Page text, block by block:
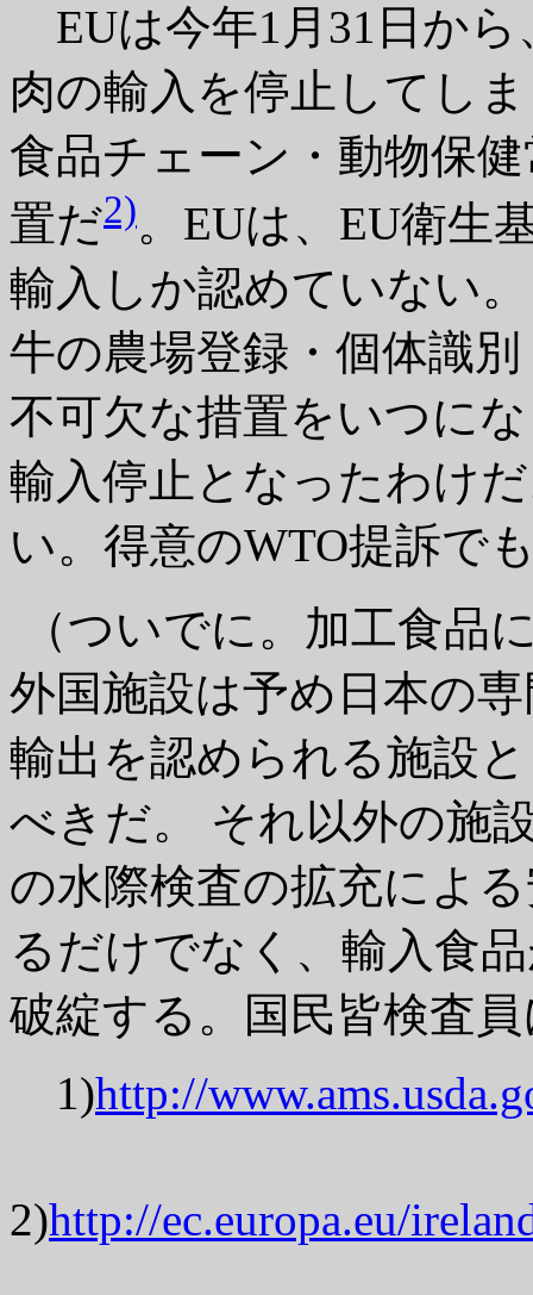
EUは今年1月31日か
肉の輸入を停止してし
食品チェーン・動物保
置だ2)。EUは、EU衛生
輸入しか認めていない
牛の農場登録・個体識
不可欠な措置をいつに
輸入停止となったわけ
い。得意のWTO提訴で
（ついでに。加工食品
外国施設は予め日本の
輸出を認められる施設
べきだ。 それ以外の施
の水際検査の拡充によ
るだけでなく、輸入食
破綻する。国民皆検査
1)http://
2)http://ec.europa.eu/